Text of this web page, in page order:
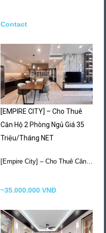
Contact
More Details
[EMPIRE CITY] – Cho Thuê
Căn Hộ 2 Phòng Ngủ Giá 35
Triệu/Tháng NET
[Empire City] – Cho Thuê Căn Hộ 2 Phòng…
~35.000.000 VNĐ